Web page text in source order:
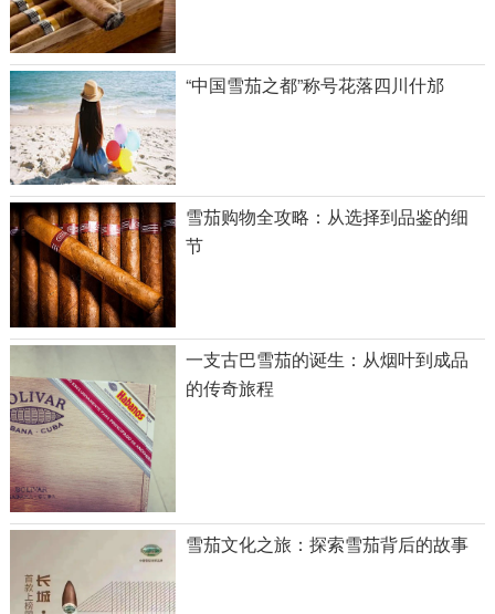
“中国雪茄之都”称号花落四川什邡
雪茄购物全攻略：从选择到品鉴的细
节
一支古巴雪茄的诞生：从烟叶到成品
的传奇旅程
雪茄文化之旅：探索雪茄背后的故事